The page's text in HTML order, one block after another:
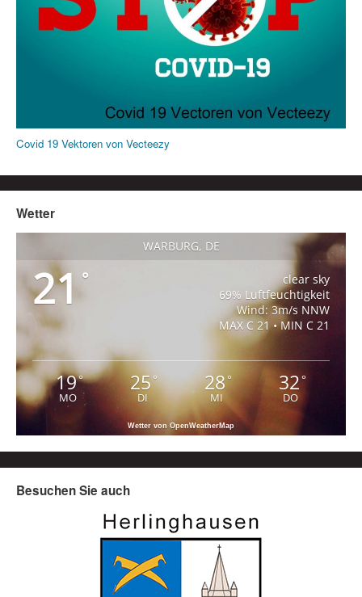
Covid 19 Vektoren von Vecteezy
Wetter
WARBURG, DE
21°
clear sky
69% Luftfeuchtigkeit
Wind: 3m/s NNW
MAX C 21 • MIN C 21
19°
MO
25°
DI
28°
MI
32°
DO
Wetter von OpenWeatherMap
Besuchen Sie auch